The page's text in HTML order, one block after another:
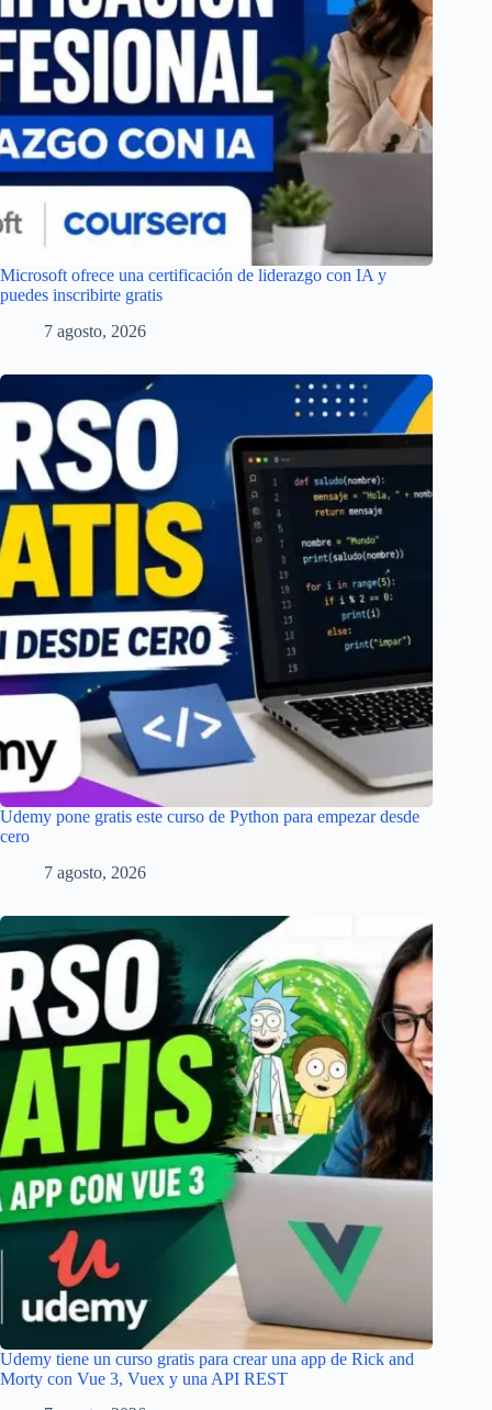
Microsoft ofrece una certificación de liderazgo con IA y
puedes inscribirte gratis
7 agosto, 2026
Udemy pone gratis este curso de Python para empezar desde
cero
7 agosto, 2026
Udemy tiene un curso gratis para crear una app de Rick and
Morty con Vue 3, Vuex y una API REST